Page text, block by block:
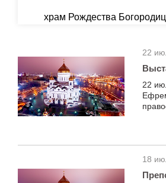
храм Рождества
22
22
18